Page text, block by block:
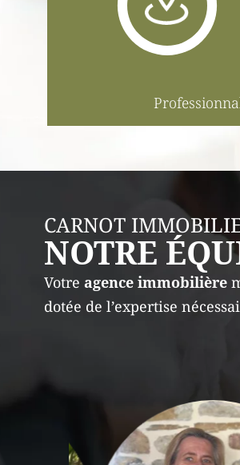
CARNOT
NOTRE
Votre agence immobilière
dotée de l’expertise